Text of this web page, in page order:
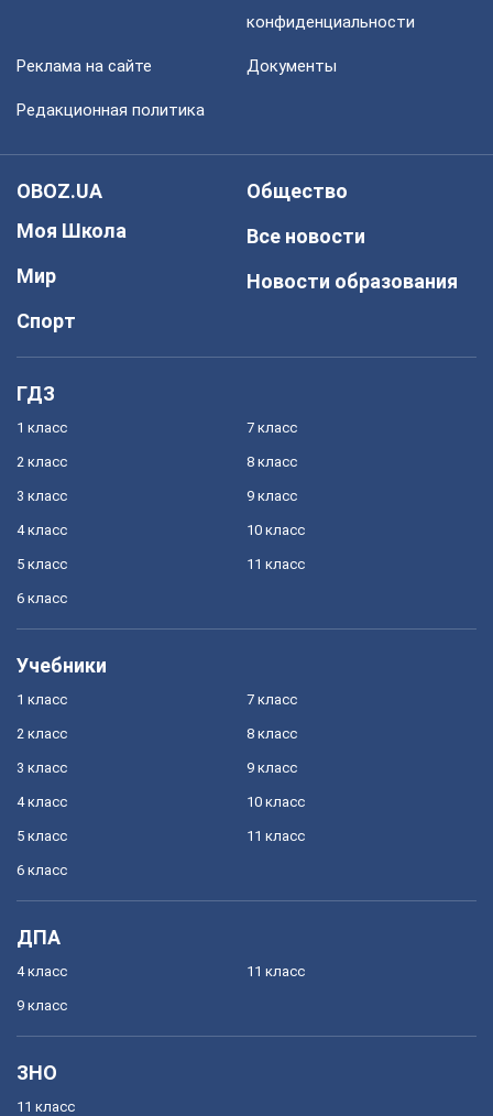
конфиденциальности
Реклама на сайте Документы
Редакционная политика
OBOZ.UA
Моя Школа
Мир
Спорт
Общество
Все новости
Новости образования
ГДЗ
1 класс
2 класс
3 класс
4 класс
5 класс
6 класс
7 класс
8 класс
9 класс
10 класс
11 класс
Учебники
1 класс
2 класс
3 класс
4 класс
5 класс
6 класс
7 класс
8 класс
9 класс
10 класс
11 класс
ДПА
4 класс
9 класс
11 класс
ЗНО
11 класс